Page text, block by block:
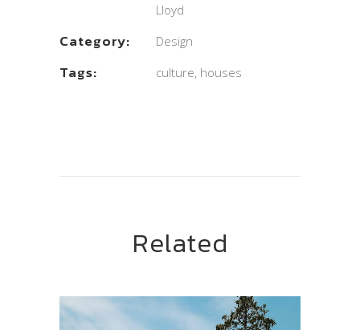
Lloyd
Category: Design
Tags: culture, houses
Related